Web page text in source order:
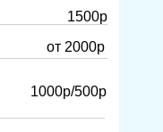
1000р/500р
от 2000р
1500р